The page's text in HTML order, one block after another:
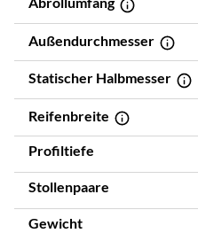
Außendurchmesser
Statischer Halbmesser
Reifenbreite
Profiltiefe
Stollenpaare
Gewicht